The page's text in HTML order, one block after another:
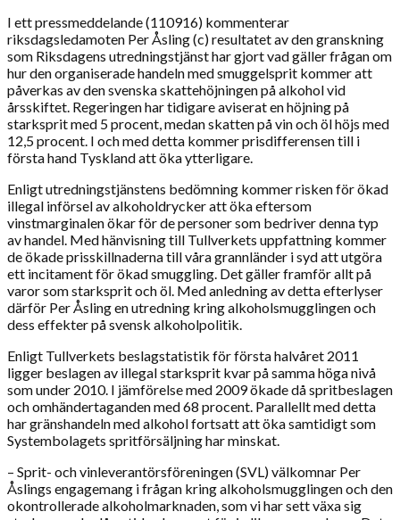
I ett pressmeddelande (110916) kommenterar
riksdagsledamoten Per Åsling (c) resultatet av den granskning
som Riksdagens utredningstjänst har gjort vad gäller frågan om
hur den organiserade handeln med smuggelsprit kommer att
påverkas av den svenska skattehöjningen på alkohol vid
årsskiftet. Regeringen har tidigare aviserat en höjning på
starksprit med 5 procent, medan skatten på vin och öl höjs med
12,5 procent. I och med detta kommer prisdifferensen till i
första hand Tyskland att öka ytterligare.
Enligt utredningstjänstens bedömning kommer risken för ökad
illegal införsel av alkoholdrycker att öka eftersom
vinstmarginalen ökar för de personer som bedriver denna typ
av handel. Med hänvisning till Tullverkets uppfattning kommer
de ökade prisskillnaderna till våra grannländer i syd att utgöra
ett incitament för ökad smuggling. Det gäller framför allt på
varor som starksprit och öl. Med anledning av detta efterlyser
därför Per Åsling en utredning kring alkoholsmugglingen och
dess effekter på svensk alkoholpolitik.
Enligt Tullverkets beslagstatistik för första halvåret 2011
ligger beslagen av illegal starksprit kvar på samma höga nivå
som under 2010. I jämförelse med 2009 ökade då spritbeslagen
och omhändertaganden med 68 procent. Parallellt med detta
har gränshandeln med alkohol fortsatt att öka samtidigt som
Systembolagets spritförsäljning har minskat.
– Sprit- och vinleverantörsföreningen (SVL) välkomnar Per
Åslings engagemang i frågan kring alkoholsmugglingen och den
okontrollerade alkoholmarknaden, som vi har sett växa sig